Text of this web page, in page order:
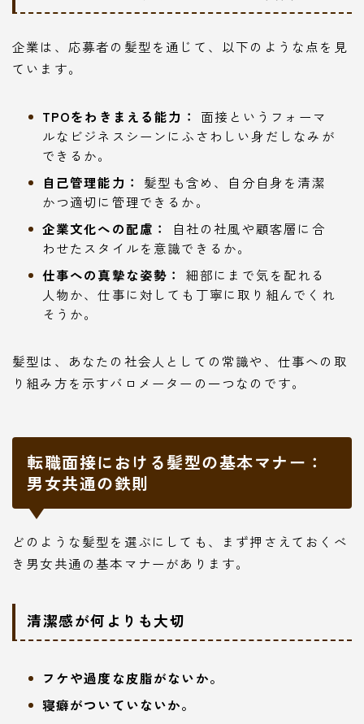
企業は、応募者の髪型を通じて、以下のような点を見
ています。
TPOをわきまえる能力：
面接というフォーマ
ルなビジネスシーンにふさわしい身だしなみが
できるか。
自己管理能力：
髪型も含め、自分自身を清潔
かつ適切に管理できるか。
企業文化への配慮：
自社の社風や顧客層に合
わせたスタイルを意識できるか。
仕事への真摯な姿勢：
細部にまで気を配れる
人物か、仕事に対しても丁寧に取り組んでくれ
そうか。
髪型は、あなたの社会人としての常識や、仕事への取
り組み方を示すバロメーターの一つなのです。
転職面接における髪型の基本マナー：
男女共通の鉄則
どのような髪型を選ぶにしても、まず押さえておくべ
き男女共通の基本マナーがあります。
清潔感が何よりも大切
フケや過度な皮脂がないか。
寝癖がついていないか。